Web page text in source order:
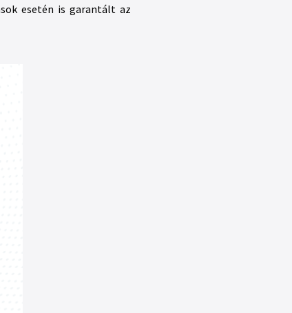
esetén is garantált az